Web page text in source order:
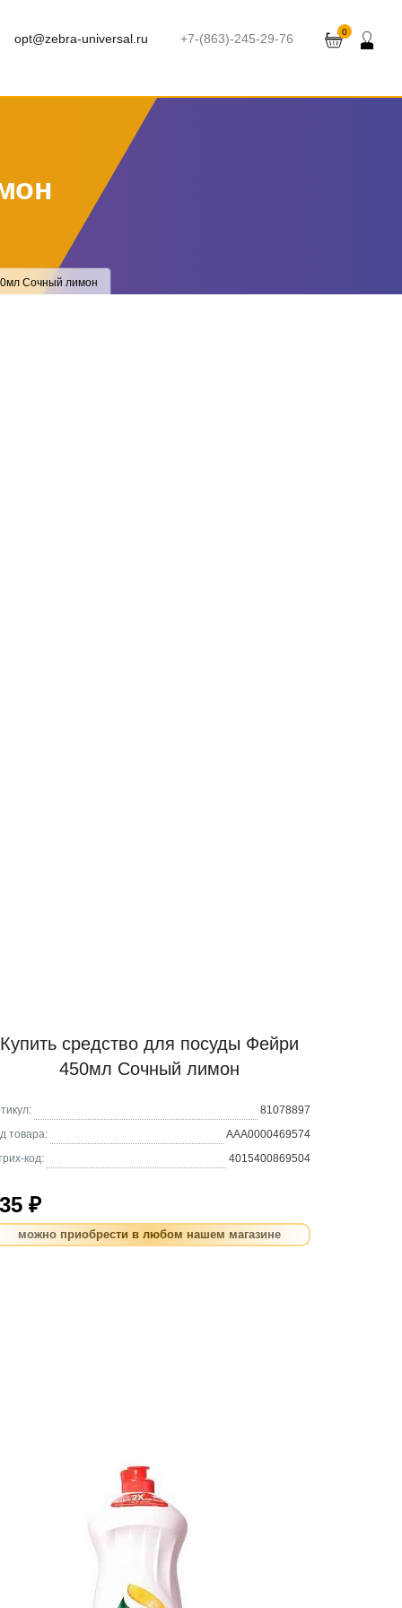
opt@zebra-universal.ru +7-(863)-245-29-76 0
Сочный лимон
Купить средство для посуды Фейри
450мл Сочный лимон
81078897
товара:
AAA0000469574
код:
4015400869504
₽
можно приобрести в любом нашем магазине